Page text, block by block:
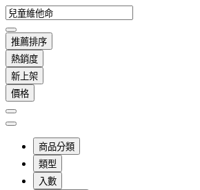
推薦排序
熱銷度
新上架
價格
商品分類
類型
入數